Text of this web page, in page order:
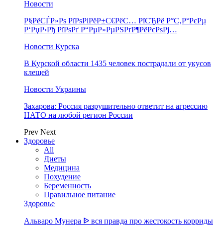
Новости
Р§РёСЃР»Рѕ РїРѕРіРёР±С€РёС… РїСЂРё Р°С‚Р°РєРµ
Р‘РџР›Рђ РїРѕРґ Р“РµР»РµРЅРґР¶РёРєРѕРј…
Новости Курска
В Курской области 1435 человек пострадали от укусов
клещей
Новости Украины
Захарова: Россия разрушительно ответит на агрессию
НАТО на любой регион России
Prev Next
Здоровье
All
Диеты
Медицина
Похудение
Беременность
Правильное питание
Здоровье
Альваро Мунера ᐉ вся правда про жестокость корриды